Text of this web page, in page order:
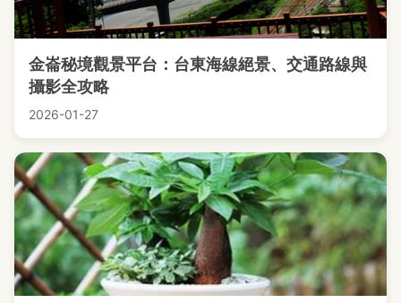
金崙秘境觀景平台：台東海線絕景、交通路線與
攝影全攻略
2026-01-27